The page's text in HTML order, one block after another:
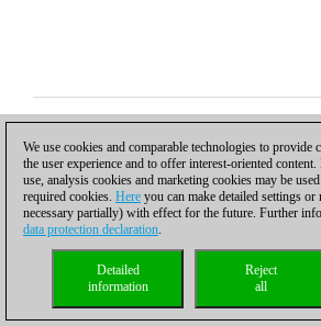
Política de privacidad|Pie de imprenta|Para
Licencias
Compliance Hotline
© 2017 ChessBase GmbH | Osterbekstraße 90a |
coldest news
We use cookies and comparable technologies to provide
the user experience and to offer interest-oriented
use, analysis cookies and marketing cookies may be
required cookies. Here you can make detailed settings
necessary partially) with effect for the future. Further
data protection declaration.
Reject
all
Detailed
information